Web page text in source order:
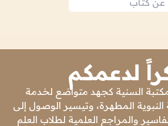
لدعمكم
السنية كجهد متواضع لخدمة
النبوية المطهرة، وتيسير الوصول إلى
والمراجع العلمية لطلاب العلم